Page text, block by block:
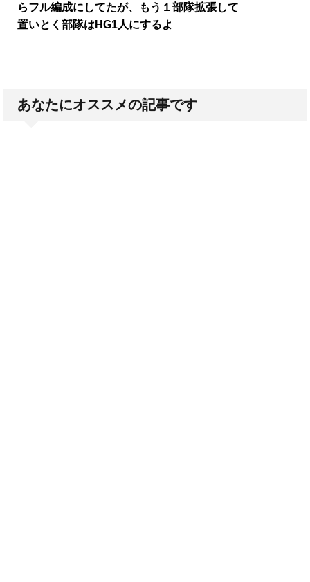
らフル編成にしてたが、もう１部隊拡張して
置いとく部隊はHG1人にするよ
あなたにオススメの記事です